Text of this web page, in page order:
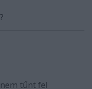
tűnt fel